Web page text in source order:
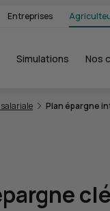
Entreprises
Simulations Nos
Plan épargne